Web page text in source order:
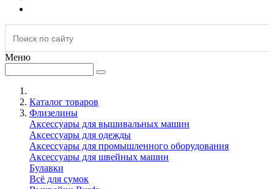
Меню
Каталог товаров
Флизелины
Аксессуары для вышивальных машин
Аксессуары для одежды
Аксессуары для промышленного оборудования
Аксессуары для швейных машин
Булавки
Всё для сумок